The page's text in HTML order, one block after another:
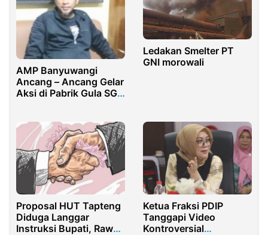
AMP Banyuwangi
Ancang – Ancang Gelar
Aksi di Pabrik Gula SGN
Ledakan Smelter PT
GNI morowali
Proposal HUT Tapteng
Diduga Langgar
Instruksi Bupati, Rawan
Ketua Fraksi PDIP
Tanggapi Video
Kontroversial